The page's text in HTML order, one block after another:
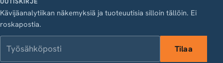
Kävijäanalytiikan näkemyksiä ja tuoteuutisia silloin tällöin. Ei
roskapostia.
Tilaa